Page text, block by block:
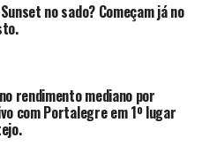
no sado? Começam já no
rendimento mediano por
com Portalegre em 1º lugar